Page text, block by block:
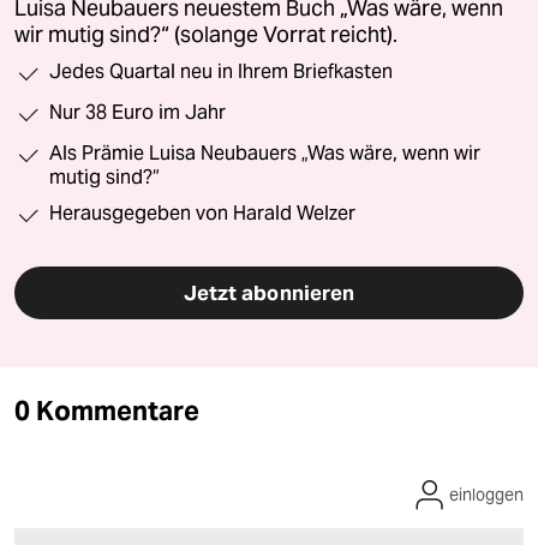
Luisa Neubauers neuestem Buch „Was wäre, wenn
wir mutig sind?“ (solange Vorrat reicht).
Jedes Quartal neu in Ihrem Briefkasten
Nur 38 Euro im Jahr
Als Prämie Luisa Neubauers „Was wäre, wenn wir
mutig sind?“
Herausgegeben von Harald Welzer
Jetzt abonnieren
0 Kommentare
einloggen